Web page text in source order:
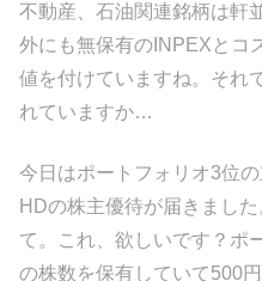
不動産、石油関連銘柄は軒
外にも無保有のINPEXとコ
値を付けていますね。それ
れていますか…
今日はポートフォリオ3位
HDの株主優待が届きまし
て。これ、欲しいです？ポ
の株数を保有していて500